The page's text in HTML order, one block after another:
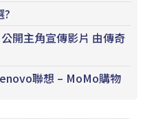
?
開主角宣傳影片 由傳奇
聯想 – MoMo購物